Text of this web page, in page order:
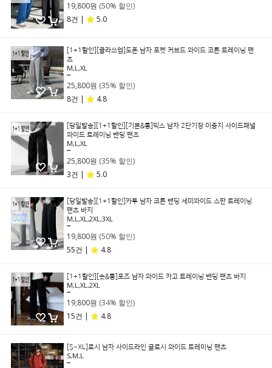
19,800원 (50% 할인)
8건 |
5.0
[1+1할인][클라쓰업]도폰 남자 포켓 커브드 와이드 코튼 트레이닝 팬
츠
M,L,XL
25,800원 (35% 할인)
8건 |
4.8
[당일발송][1+1할인][기본&롱]믹스 남자 2단기장 이중지 사이드패널
와이드 트레이닝 밴딩 팬츠
M,L,XL
25,800원 (35% 할인)
3건 |
5.0
[당일발송][1+1할인]카투 남자 코튼 밴딩 세미와이드 스판 트레이닝
팬츠 바지
M,L,XL,2XL,3XL
19,800원 (50% 할인)
55건 |
4.8
[1+1할인][숏&롱]포즈 남자 와이드 카고 트레이닝 밴딩 팬츠 바지
M,L,XL,2XL
19,800원 (34% 할인)
15건 |
4.8
[S~XL]로시 남자 사이드라인 글로시 와이드 트레이닝 팬츠
S,M,L